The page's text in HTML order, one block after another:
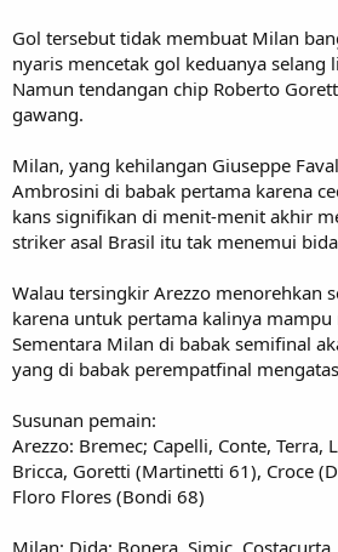
Gol tersebut tidak membuat Milan
nyaris mencetak gol keduanya selang
Namun tendangan chip Roberto
gawang.
Milan, yang kehilangan Giuseppe
Ambrosini di babak pertama karena
kans signifikan di menit-menit akhir
striker asal Brasil itu tak menemui
Walau tersingkir Arezzo menorehkan
karena untuk pertama kalinya
Sementara Milan di babak semifinal
yang di babak perempatfinal
Susunan pemain:
Arezzo: Bremec; Capelli, Conte, Terra,
Bricca, Goretti (Martinetti 61), Croce
Floro Flores (Bondi 68)
Milan: Dida; Bonera, Simic,